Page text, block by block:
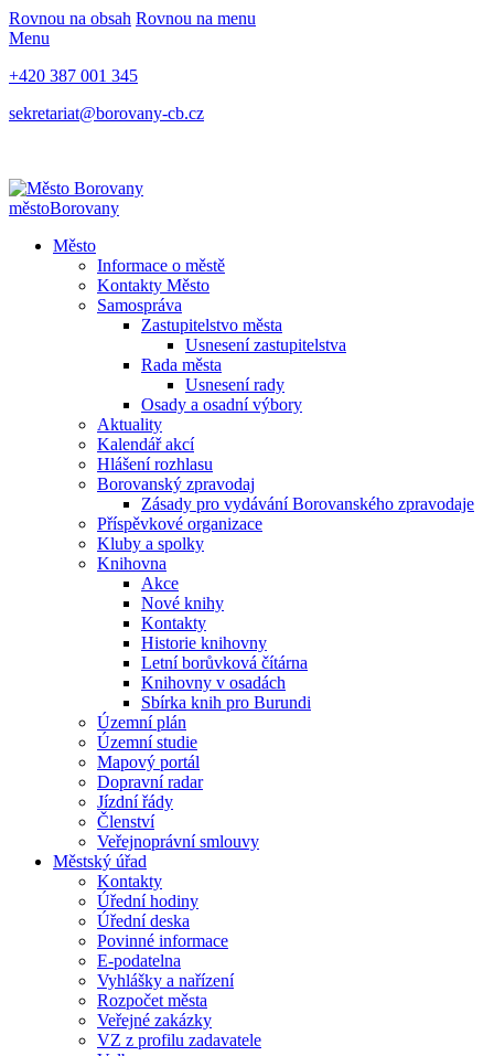
Rovnou na obsah Rovnou na menu
Menu
+420 387 001 345
sekretariat@borovany-cb.cz
městoBorovany
Město
Informace o městě
Kontakty Město
Samospráva
Zastupitelstvo města
Usnesení zastupitelstva
Rada města
Usnesení rady
Osady a osadní výbory
Aktuality
Kalendář akcí
Hlášení rozhlasu
Borovanský zpravodaj
Zásady pro vydávání Borovanského zpravodaje
Příspěvkové organizace
Kluby a spolky
Knihovna
Akce
Nové knihy
Kontakty
Historie knihovny
Letní borůvková čítárna
Knihovny v osadách
Sbírka knih pro Burundi
Územní plán
Územní studie
Mapový portál
Dopravní radar
Jízdní řády
Členství
Veřejnoprávní smlouvy
Městský úřad
Kontakty
Úřední hodiny
Úřední deska
Povinné informace
E-podatelna
Vyhlášky a nařízení
Rozpočet města
Veřejné zakázky
VZ z profilu zadavatele